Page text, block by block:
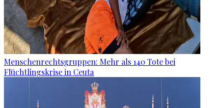
Menschenrechtsgruppen: Mehr als 140 Tote bei
Flüchtlingskrise in Ceuta